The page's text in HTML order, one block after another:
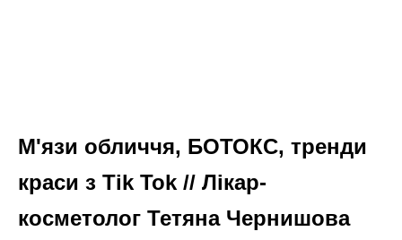
М'язи обличчя, БОТОКС, тренди
краси з Tik Tok // Лікар-
косметолог Тетяна Чернишова